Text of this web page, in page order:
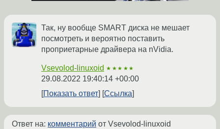
Так, ну вообще SMART диска не мешает
посмотреть и вероятно поставить
проприетарные драйвера на nVidia.
Vsevolod-linuxoid ★★★★★
29.08.2022 19:40:14 +00:00
Показать ответ
Ссылка
Ответ на: комментарий от Vsevolod-linuxoid